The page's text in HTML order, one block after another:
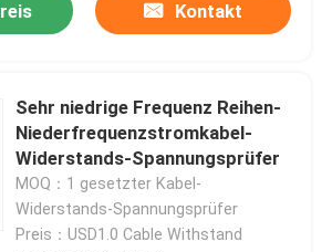
Kontakt
Sehr niedrige Frequenz Reihen-
Niederfrequenzstromkabel-
Widerstands-Spannungsprüfer
MOQ：1 gesetzter Kabel-
Widerstands-Spannungsprüfer
Preis：USD1.0 Cable Withstand